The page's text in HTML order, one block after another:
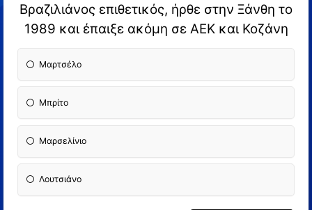
Βραζιλιάνος επιθετικός, ήρθε στην Ξάνθη το
1989 και έπαιξε ακόμη σε ΑΕΚ και Κοζάνη
Μαρτσέλο
Μπρίτο
Μαρσελίνιο
Λουτσιάνο